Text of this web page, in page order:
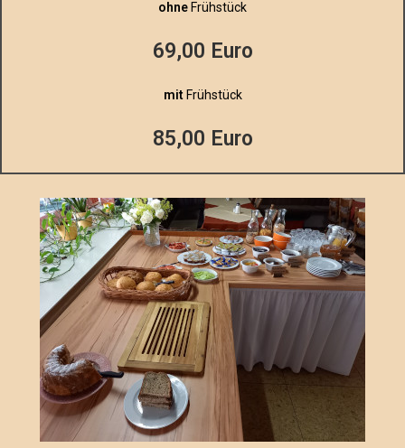
ohne Frühstück
69,00 Euro
mitFrühstück
85,00 Euro